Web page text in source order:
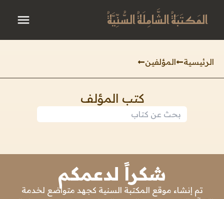
المَكتَبَةُ الشَّامِلَةُ السُّنِّيَّةُ
الرئيسية المؤلفين
كتب المؤلف
شكراً لدعمكم
تم إنشاء موقع المكتبة السنية كجهد متواضع لخدمة